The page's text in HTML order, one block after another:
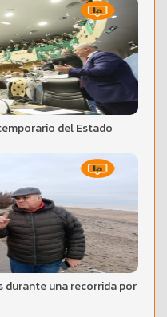
del Estado
durante una recorrida por